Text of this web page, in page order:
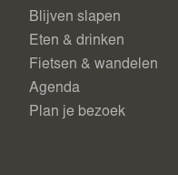
Blijven slapen
Eten & drinken
Fietsen & wandelen
Agenda
Plan je bezoek